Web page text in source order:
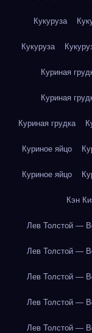
Кукуруза
Кукуруза
Куриная
Куриная
Куриная грудка
Куриное яйцо
Куриное яйцо
Кэн
Лев Толстой —
Лев Толстой —
Лев Толстой —
Лев Толстой —
Лев Толстой —